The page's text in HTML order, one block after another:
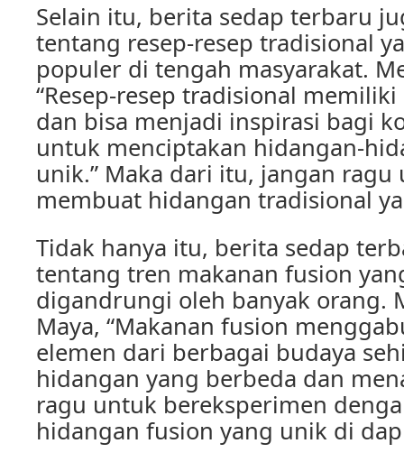
Selain itu, berita sedap terbaru
tentang resep-resep tradisional
populer di tengah masyarakat.
“Resep-resep tradisional
dan bisa menjadi inspirasi bagi
untuk menciptakan hidangan-
unik.” Maka dari itu, jangan ragu
membuat hidangan tradisional
Tidak hanya itu, berita sedap
tentang tren makanan fusion
digandrungi oleh banyak orang.
Maya, “Makanan fusion
elemen dari berbagai budaya
hidangan yang berbeda dan
ragu untuk bereksperimen
hidangan fusion yang unik di